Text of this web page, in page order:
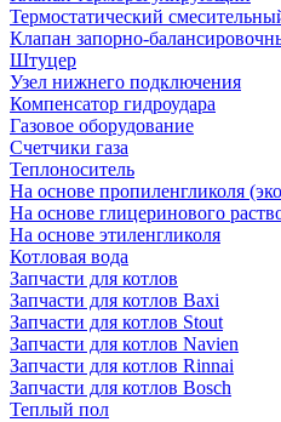
Термостатический
Клапан запорно-
Штуцер
Узел нижнего подключения
Компенсатор гидроудара
Газовое оборудование
Счетчики газа
Теплоноситель
На основе пропиленгликоля
На основе глицеринового
На основе этиленгликоля
Котловая вода
Запчасти для котлов
Запчасти для котлов Baxi
Запчасти для котлов Stout
Запчасти для котлов Navien
Запчасти для котлов Rinnai
Запчасти для котлов Bosch
Теплый пол